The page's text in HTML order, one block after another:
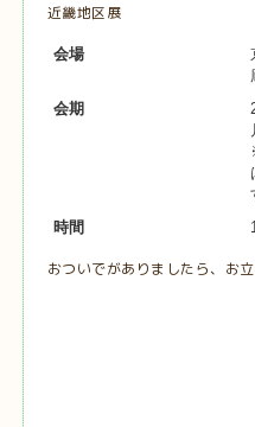
近畿地区展
会場
会期
時間
おついでがありましたら、お